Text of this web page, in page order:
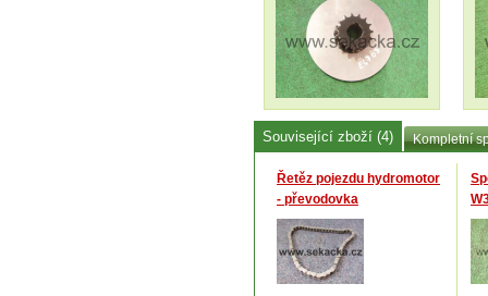
Související zboží (4) Kompletní
Řetěz pojezdu hydromotor
- převodovka